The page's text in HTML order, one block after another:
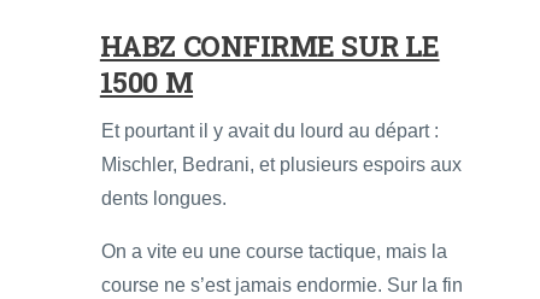
HABZ CONFIRME SUR LE
1500 M
Et pourtant il y avait du lourd au départ :
Mischler, Bedrani, et plusieurs espoirs aux
dents longues.
On a vite eu une course tactique, mais la
course ne s’est jamais endormie. Sur la fin